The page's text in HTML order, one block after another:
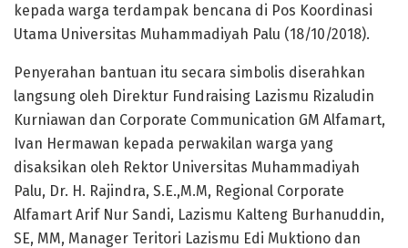
kepada warga terdampak bencana di Pos Koordinasi
Utama Universitas Muhammadiyah Palu (18/10/2018).
Penyerahan bantuan itu secara simbolis diserahkan
langsung oleh Direktur Fundraising Lazismu Rizaludin
Kurniawan dan Corporate Communication GM Alfamart,
Ivan Hermawan kepada perwakilan warga yang
disaksikan oleh Rektor Universitas Muhammadiyah
Palu, Dr. H. Rajindra, S.E.,M.M, Regional Corporate
Alfamart Arif Nur Sandi, Lazismu Kalteng Burhanuddin,
SE, MM, Manager Teritori Lazismu Edi Muktiono dan